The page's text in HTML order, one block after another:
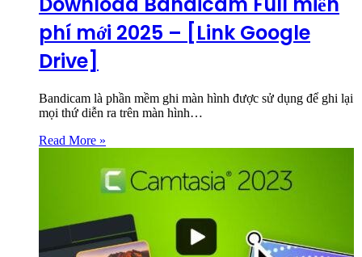
phí mới 2025 – [Link Google
Drive]
Bandicam là phần mềm ghi màn hình được sử dụng để ghi lại
mọi thứ diễn ra trên màn hình…
Read More »